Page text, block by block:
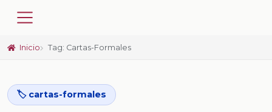
Inicio Tag: Cartas-Formales
🏷️ cartas-formales